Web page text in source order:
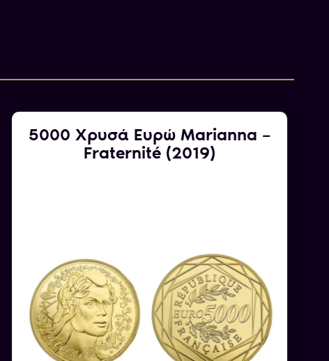
5000 Χρυσά Ευρώ Marianna –
Fraternité (2019)